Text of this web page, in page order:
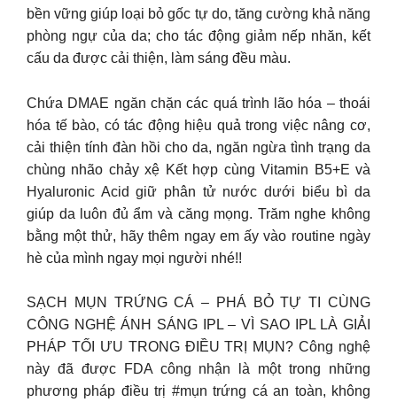
bền vững giúp loại bỏ gốc tự do, tăng cường khả năng
phòng ngự của da; cho tác động giảm nếp nhăn, kết
cấu da được cải thiện, làm sáng đều màu.
Chứa DMAE ngăn chặn các quá trình lão hóa – thoái
hóa tế bào, có tác động hiệu quả trong việc nâng cơ,
cải thiện tính đàn hồi cho da, ngăn ngừa tình trạng da
chùng nhão chảy xệ Kết hợp cùng Vitamin B5+E và
Hyaluronic Acid giữ phân tử nước dưới biểu bì da
giúp da luôn đủ ẩm và căng mọng. Trăm nghe không
bằng một thử, hãy thêm ngay em ấy vào routine ngày
hè của mình ngay mọi người nhé!!
SẠCH MỤN TRỨNG CÁ – PHÁ BỎ TỰ TI CÙNG
CÔNG NGHỆ ÁNH SÁNG IPL – VÌ SAO IPL LÀ GIẢI
PHÁP TỐI ƯU TRONG ĐIỀU TRỊ MỤN? Công nghệ
này đã được FDA công nhận là một trong những
phương pháp điều trị #mụn trứng cá an toàn, không